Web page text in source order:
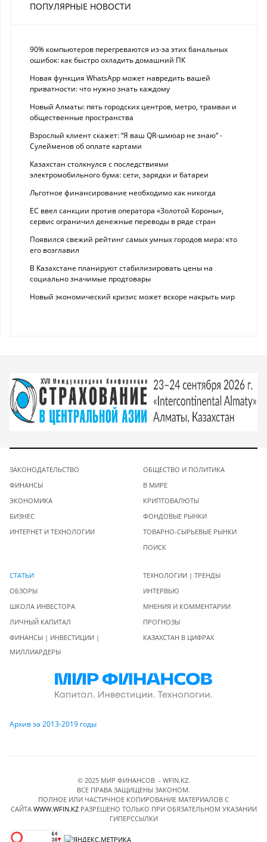
ПОПУЛЯРНЫЕ НОВОСТИ
90% компьютеров перегреваются из-за этих банальных
ошибок: как быстро охладить домашний ПК
Новая функция WhatsApp может навредить вашей
приватности: что нужно знать каждому
Новый Алматы: пять городских центров, метро, трамваи и
общественные пространства
Взрослый клиент скажет: “Я ваш QR-шмюар не знаю“ -
Сулейменов об оплате картами
Казахстан столкнулся с последствиями
электромобильного бума: сети, зарядки и батареи
Льготное финансирование необходимо как никогда
ЕС ввел санкции против оператора «Золотой Короны»,
сервис ограничил денежные переводы в ряде стран
Появился свежий рейтинг самых умных городов мира: кто
его возглавил
В Казахстане планируют стабилизировать цены на
социально значимые продтовары
Новый экономический кризис может вскоре накрыть мир
ЗАКОНОДАТЕЛЬСТВО
ФИНАНСЫ
ЭКОНОМИКА
БИЗНЕС
ИНТЕРНЕТ И ТЕХНОЛОГИИ
ОБЩЕСТВО И ПОЛИТИКА
В МИРЕ
КРИПТОВАЛЮТЫ
ФОНДОВЫЕ РЫНКИ
ТОВАРНО-СЫРЬЕВЫЕ РЫНКИ
ПОИСК
СТАТЬИ
ОБЗОРЫ
ШКОЛА ИНВЕСТОРА
ЛИЧНЫЙ КАПИТАЛ
ФИНАНСЫ | ИНВЕСТИЦИИ |
МИЛЛИАРДЕРЫ
ТЕХНОЛОГИИ | ТРЕНДЫ
ИНТЕРВЬЮ
МНЕНИЯ И КОММЕНТАРИИ
ПРОГНОЗЫ
КАЗАХСТАН В ЦИФРАХ
Архив за 2013-2019 годы
© 2025 МИР ФИНАНСОВ - WFIN.KZ.
ВСЕ ПРАВА ЗАЩИЩЕНЫ ЗАКОНОМ.
ПОЛНОЕ ИЛИ ЧАСТИЧНОЕ КОПИРОВАНИЕ МАТЕРИАЛОВ C
САЙТА WWW.WFIN.KZРАЗРЕШЕНО ТОЛЬКО ПРИ ОБЯЗАТЕЛЬНОМ УКАЗАНИИ
ГИПЕРССЫЛКИ